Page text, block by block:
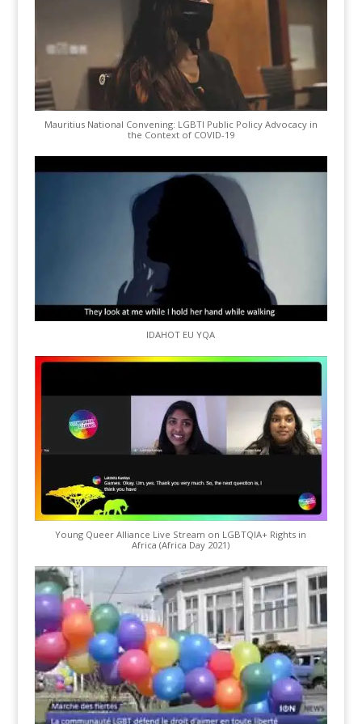
Mauritius National Convening: LGBTI Public Policy Advocacy in
the Context of COVID-19
IDAHOT EU YQA
Young Queer Alliance Live Stream on LGBTQIA+ Rights in
Africa (Africa Day 2021)